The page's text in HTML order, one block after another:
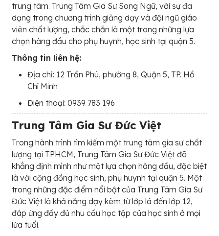
trung tâm. Trung Tâm Gia Sư Song Ngữ, với sự đa
dạng trong chương trình giảng dạy và đội ngũ giáo
viên chất lượng, chắc chắn là một trong những lựa
chọn hàng đầu cho phụ huynh, học sinh tại quận 5.
Thông tin liên hệ:
Địa chỉ: 12 Trần Phú, phường 8, Quận 5, TP. Hồ
Chí Minh
Điện thoại: 0939 783 196
Trung Tâm Gia Sư Đức Việt
Trong hành trình tìm kiếm một trung tâm gia sư chất
lượng tại TPHCM, Trung Tâm Gia Sư Đức Việt đã
khẳng định mình như một lựa chọn hàng đầu, đặc biệt
là với cộng đồng học sinh, phụ huynh tại quận 5. Một
trong những đặc điểm nổi bật của Trung Tâm Gia Sư
Đức Việt là khả năng dạy kèm từ lớp lá đến lớp 12,
đáp ứng đầy đủ nhu cầu học tập của học sinh ở mọi
lứa tuổi.